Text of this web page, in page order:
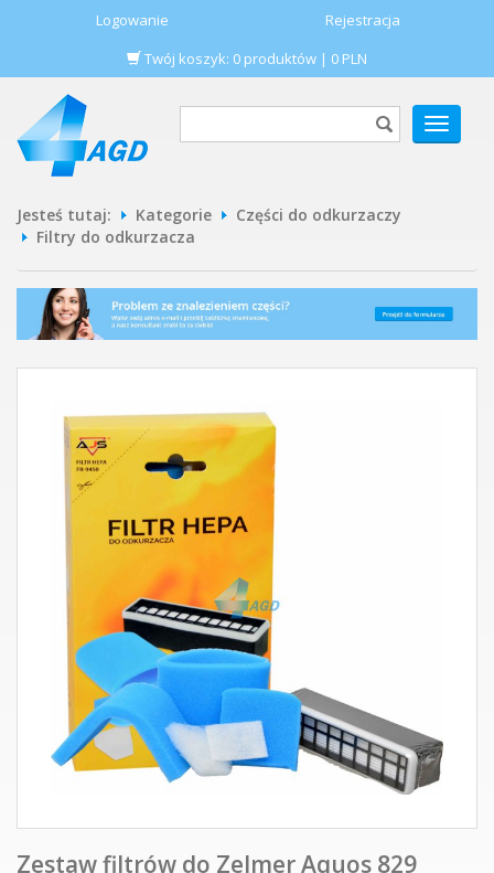
Logowanie
Rejestracja
Twój koszyk: 0 produktów | 0 PLN
POKAŻ
MENU
Jesteś tutaj: Kategorie
Części do odkurzaczy
Filtry do odkurzacza
Zestaw filtrów do Zelmer Aquos 829